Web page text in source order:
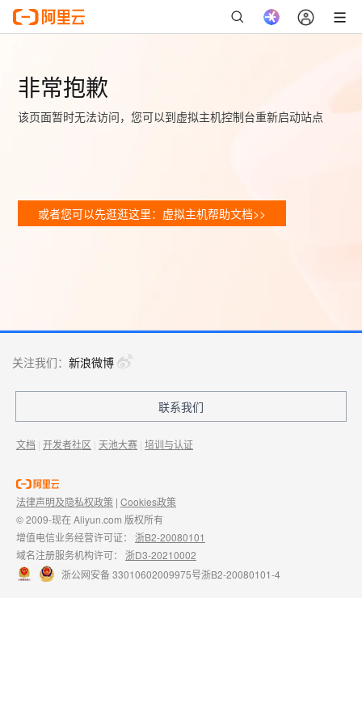
非常抱歉
该页面暂时无法访问，您可以到虚拟主机控制台重新启动站点
或者您可以先逛逛这里：虚拟主机帮助文档>>